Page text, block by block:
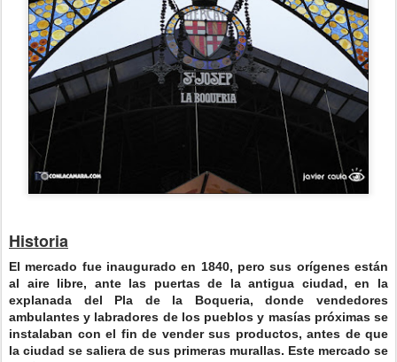
Historia
El mercado fue inaugurado en 1840, pero sus orígenes están
al aire libre, ante las puertas de la antigua ciudad, en la
explanada del Pla de la Boqueria, donde vendedores
ambulantes y labradores de los pueblos y masías próximas se
instalaban con el fin de vender sus productos, antes de que
la ciudad se saliera de sus primeras murallas. Este mercado se